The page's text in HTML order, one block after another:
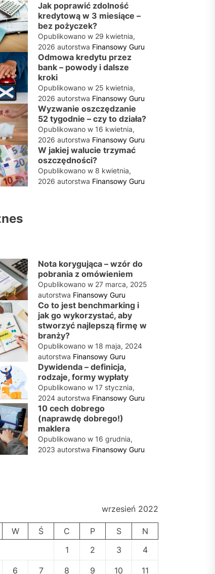
Jak poprawić zdolność
kredytową w 3 miesiące –
bez pożyczek?
Opublikowano w 29 kwietnia,
2026 autorstwa Finansowy Guru
Odmowa kredytu przez
bank – powody i dalsze
kroki
Opublikowano w 25 kwietnia,
2026 autorstwa Finansowy Guru
Wyzwanie oszczędzanie
52 tygodnie – czy to działa?
Opublikowano w 16 kwietnia,
2026 autorstwa Finansowy Guru
W jakiej walucie trzymać
oszczędności?
Opublikowano w 8 kwietnia,
2026 autorstwa Finansowy Guru
Nota korygująca – wzór do
pobrania z omówieniem
Opublikowano w 27 marca, 2025
autorstwa Finansowy Guru
Co to jest benchmarking i
jak go wykorzystać, aby
stworzyć najlepszą firmę w
branży?
Opublikowano w 18 maja, 2024
autorstwa Finansowy Guru
Dywidenda – definicja,
rodzaje, formy wypłaty
Opublikowano w 17 stycznia,
2024 autorstwa Finansowy Guru
10 cech dobrego
(naprawdę dobrego!)
maklera
Opublikowano w 16 grudnia,
2023 autorstwa Finansowy Guru
wrzesień 2022
W Ś C P S
N
1
2 3 4
6 7 8 9 10 11